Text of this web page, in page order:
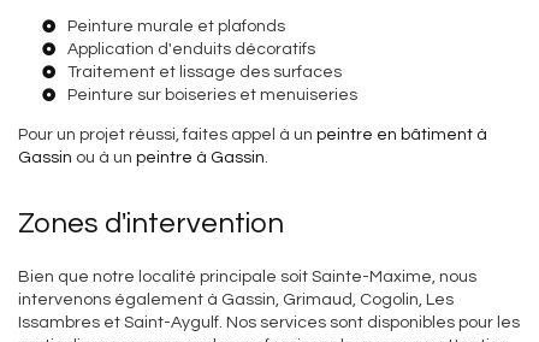
Peinture murale et plafonds
Application d'enduits décoratifs
Traitement et lissage des surfaces
Peinture sur boiseries et menuiseries
Pour un projet réussi, faites appel à un peintre en bâtiment à
Gassin ou à un peintre à Gassin
Zones d'intervention
Bien que notre localité principale soit Sainte-Maxime, nous
intervenons également à Gassin, Grimaud, Cogolin, Les
Issambres et Saint-Aygulf. Nos services sont disponibles pour les